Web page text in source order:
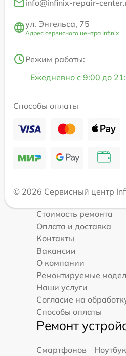
info@infinix-repair-
ул. Энгельса, 75
Адрес сервисного центра Infinix
Режим работы:
Ежедневно с 9:00 до
Способы оплаты
© 2026 Сервисный центр
Стоимость ремонта
Оплата и доставка
Контакты
Вакансии
О компании
Ремонтируемые
Наши услуги
Согласие на
Способы оплаты
Ремонт
Смартфонов